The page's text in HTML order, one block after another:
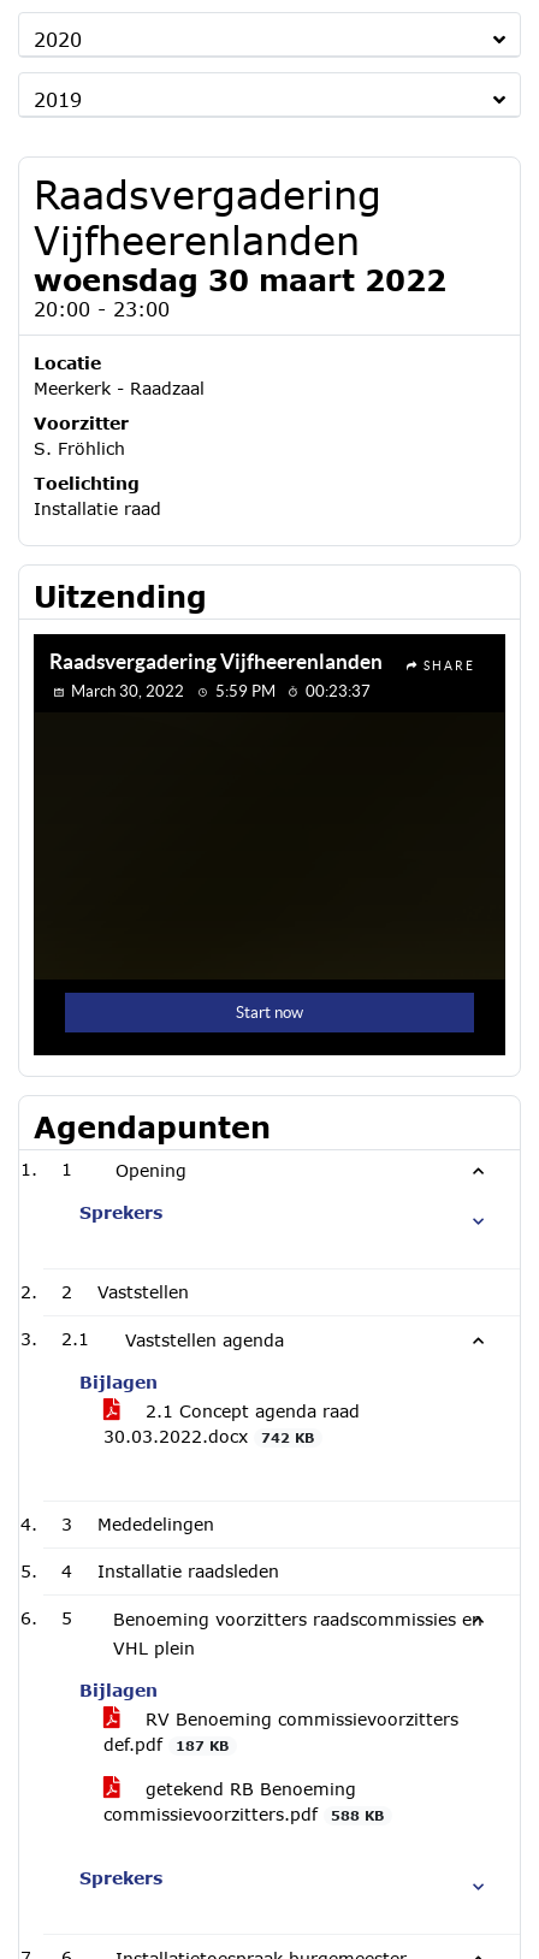
2020
2019
Raadsvergadering
Vijfheerenlanden
woensdag 30 maart 2022
20:00 - 23:00
Locatie
Meerkerk - Raadzaal
Voorzitter
S. Fröhlich
Toelichting
Installatie raad
Uitzending
Agendapunten
1 Opening
Sprekers
2 Vaststellen
2.1 Vaststellen agenda
Bijlagen
2.1 Concept agenda raad
30.03.2022.docx
742 KB
3 Mededelingen
4 Installatie raadsleden
5
Benoeming voorzitters raadscommissies en
VHL plein
Bijlagen
RV Benoeming commissievoorzitters
def.pdf
187 KB
getekend RB Benoeming
commissievoorzitters.pdf
588 KB
Sprekers